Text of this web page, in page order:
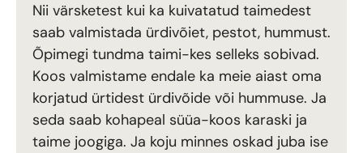
Nii värsketest kui ka kuivatatud taimedest
saab valmistada ürdivõiet, pestot, hummust.
Õpimegi tundma taimi-kes selleks sobivad.
Koos valmistame endale ka meie aiast oma
korjatud ürtidest ürdivõide või hummuse. Ja
seda saab kohapeal süüa-koos karaski ja
taime joogiga. Ja koju minnes oskad juba ise